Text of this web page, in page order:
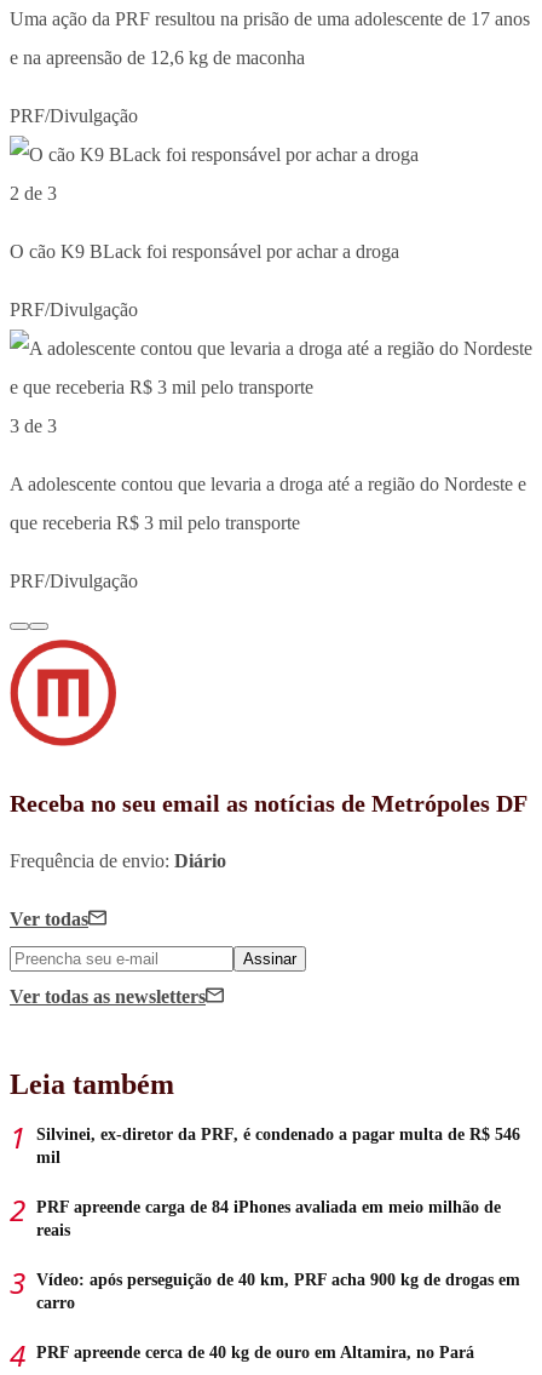
Uma ação da PRF resultou na prisão de uma adolescente de 17 anos
e na apreensão de 12,6 kg de maconha
PRF/Divulgação
2 de 3
O cão K9 BLack foi responsável por achar a droga
PRF/Divulgação
3 de 3
A adolescente contou que levaria a droga até a região do Nordeste e
que receberia R$ 3 mil pelo transporte
PRF/Divulgação
Receba no seu email as notícias de Metrópoles DF
Frequência de envio: Diário
Ver todas
Assinar
Ver todas as newsletters
Leia também
Silvinei, ex-diretor da PRF, é condenado a pagar multa de R$ 546
mil
PRF apreende carga de 84 iPhones avaliada em meio milhão de
reais
Vídeo: após perseguição de 40 km, PRF acha 900 kg de drogas em
carro
PRF apreende cerca de 40 kg de ouro em Altamira, no Pará